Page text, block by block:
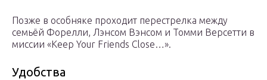
Позже в особняке проходит перестрелка между
семьёй Форелли, Лэнсом Вэнсом и Томми Версетти в
миссии «Keep Your Friends Close…».
Удобства